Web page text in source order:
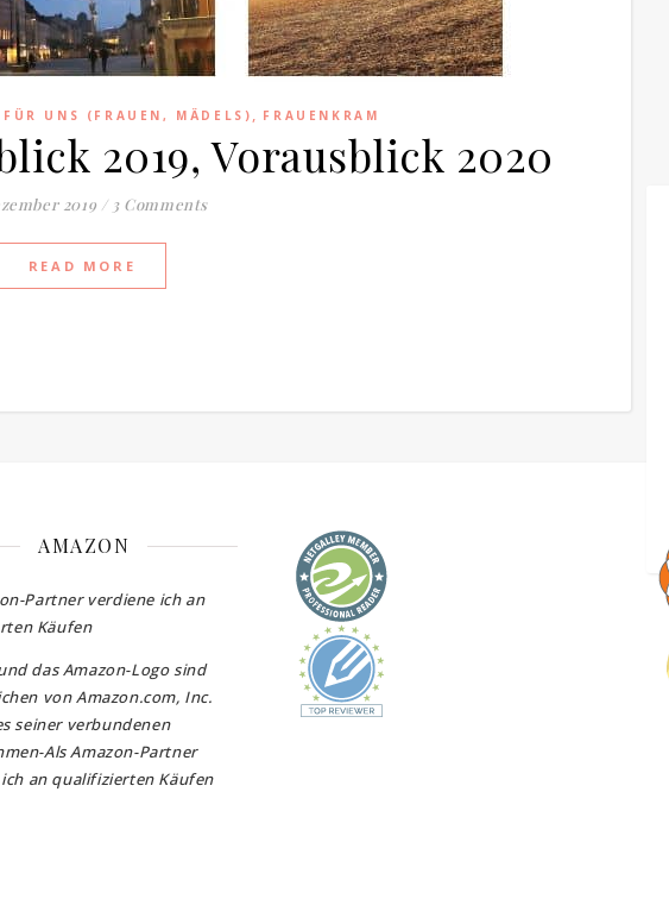
FÜR UNS (FRAUEN, MÄDELS) , FRAUENKRAM
2019, Vorausblick 2020
2019 / 3 Comments
READ MORE
AMAZON
Partner verdiene ich an
Käufen
das Amazon-Logo sind
von Amazon.com, Inc.
seiner verbundenen
Als Amazon-Partner
an qualifizierten Käufen